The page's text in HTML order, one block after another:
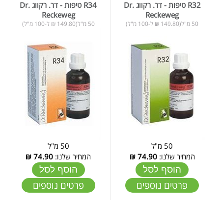
R32 טיפות - דר. רקווג Dr.
Reckeweg
50 מ"ל(149.80 ₪ ל-100 מ"ל)
50 מ"ל
המחיר שלנו:74.90
₪
הוסף לסל
פרטים נוספים
R34 טיפות - דר. רקווג Dr.
Reckeweg
50 מ"ל(149.80 ₪ ל-100 מ"ל)
50 מ"ל
המחיר שלנו: 74.90
₪
הוסף לסל
פרטים נוספים